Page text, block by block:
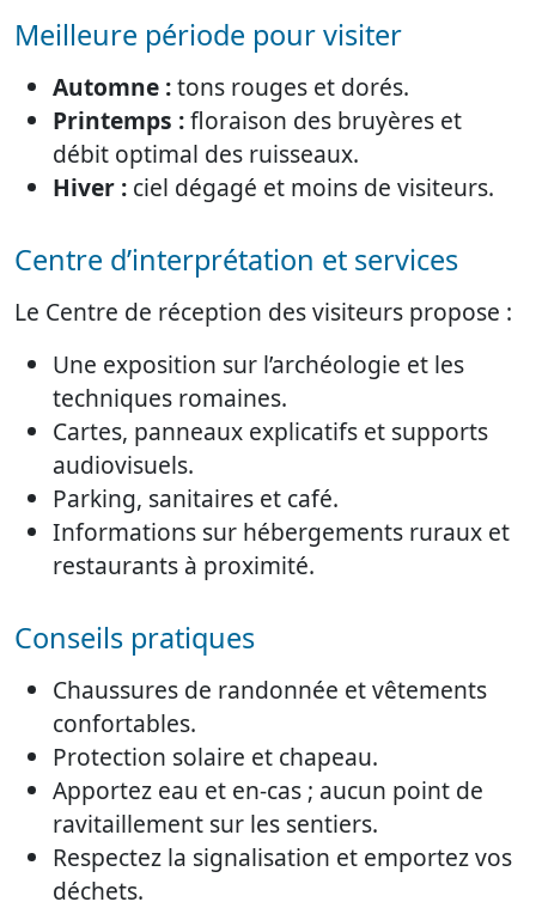
Meilleure période pour visiter
Automne :tons rouges et dorés.
Printemps :floraison des bruyères et
débit optimal des ruisseaux.
Hiver : ciel dégagé et moins de visiteurs.
Centre d’interprétation et services
Le Centre de réception des visiteurs propose :
Une exposition sur l’archéologie et les
techniques romaines.
Cartes, panneaux explicatifs et supports
audiovisuels.
Parking, sanitaires et café.
Informations sur hébergements ruraux et
restaurants à proximité.
Conseils pratiques
Chaussures de randonnée et vêtements
confortables.
Protection solaire et chapeau.
Apportez eau et en-cas ; aucun point de
ravitaillement sur les sentiers.
Respectez la signalisation et emportez vos
déchets.